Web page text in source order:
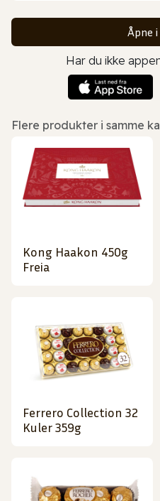
Åpne
Har du ikke
Flere produkter i samme
Kong Haakon 450g
Freia
Ferrero Collection 32
Kuler 359g